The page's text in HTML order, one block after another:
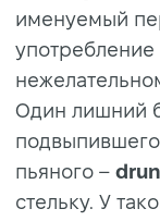
именуемый
Один лишний
пьяного –
стельку. У